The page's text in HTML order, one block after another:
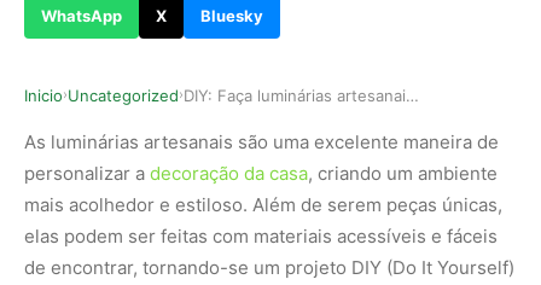
WhatsApp X Bluesky
Inicio›Uncategorized› DIY: Faça luminárias artesanais criativas para …
As luminárias artesanais são uma excelente maneira de
personalizar a decoração da casa, criando um ambiente
mais acolhedor e estiloso. Além de serem peças únicas,
elas podem ser feitas com materiais acessíveis e fáceis
de encontrar, tornando-se um projeto DIY (Do It Yourself)